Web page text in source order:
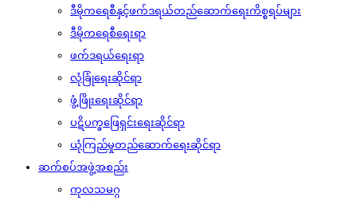
ဒီမိုကရေစီနှင့်ဖက်ဒရယ်တည်ဆောက်‌ရေးကိစ္စရပ်များ
ဒီမိုကရေစီရေးရာ
ဖက်ဒရယ်ရေးရာ
လုံခြုံရေးဆိုင်ရာ
ဖွံ့ဖြိုးရေးဆိုင်ရာ
ပဋိပက္ခဖြေရှင်းရေးဆိုင်ရာ
ယုံကြည်မှုတည်ဆောက်ရေးဆိုင်ရာ
ဆက်စပ်အဖွဲ့အစည်း
ကုလသမဂ္ဂ